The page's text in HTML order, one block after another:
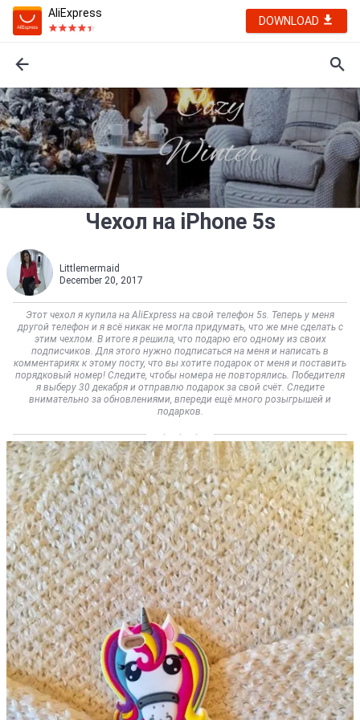
AliExpress
DOWNLOAD
Чехол на iPhone 5s
Littlemermaid
December 20, 2017
Этот чехол я купила на AliExpress на свой телефон 5s. Теперь у меня
другой телефон и я всё никак не могла придумать, что же мне сделать с
этим чехлом. В итоге я решила, что подарю его одному из своих
подписчиков. Для этого нужно подписаться на меня и написать в
комментариях к этому посту, что вы хотите подарок от меня и поставить
порядковый номер! Следите, чтобы номера не повторялись. Победителя
я выберу 30 декабря и отправлю подарок за свой счёт. Следите
внимательно за обновлениями, впереди ещё много розыгрышей и
подарков.